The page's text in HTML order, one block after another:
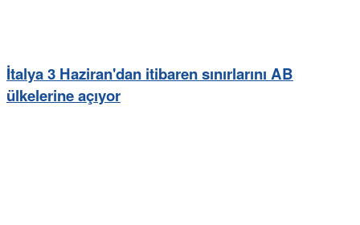
İtalya 3 Haziran'dan itibaren sınırlarını AB
ülkelerine açıyor